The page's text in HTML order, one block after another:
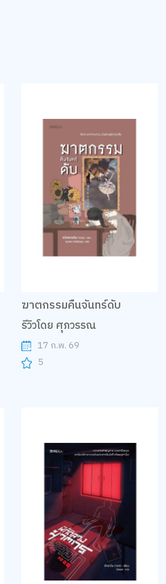
ฆาตกรรมคืนจันทร์ดับ
รีวิวโดย ศุภวรรณ
17 ก.พ. 69
5